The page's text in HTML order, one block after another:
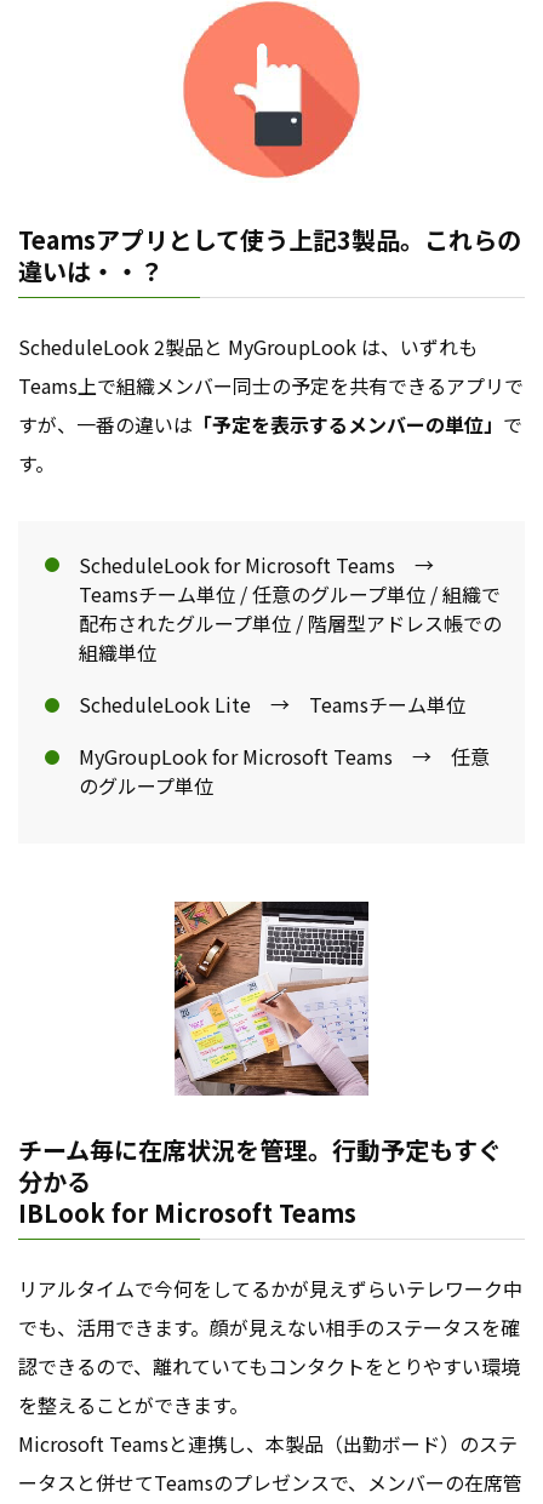
Teamsアプリとして使う上記3製品。これらの
違いは・・？
ScheduleLook 2製品と MyGroupLook は、いずれも
Teams上で組織メンバー同士の予定を共有できるアプリで
すが、一番の違いは 「予定を表示するメンバーの単位」 で
す。
ScheduleLook for Microsoft Teams →
Teamsチーム単位 / 任意のグループ単位 / 組織で
配布されたグループ単位 / 階層型アドレス帳での
組織単位
ScheduleLook Lite → Teamsチーム単位
MyGroupLook for Microsoft Teams → 任意
のグループ単位
チーム毎に在席状況を管理。行動予定もすぐ
分かる
IBLook for Microsoft Teams
リアルタイムで今何をしてるかが見えずらいテレワーク中
でも、活用できます。顔が見えない相手のステータスを確
認できるので、離れていてもコンタクトをとりやすい環境
を整えることができます。
Microsoft Teamsと連携し、本製品（出勤ボード）のステ
ータスと併せてTeamsのプレゼンスで、メンバーの在席管